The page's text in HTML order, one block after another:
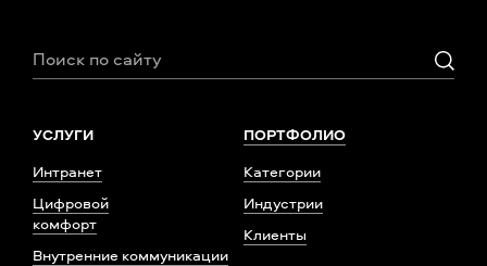
УСЛУГИ
Интранет
Цифровой
комфорт
Внутренние коммуникации
ПОРТФОЛИО
Категории
Индустрии
Клиенты